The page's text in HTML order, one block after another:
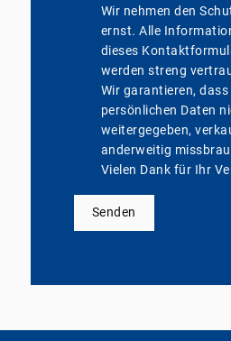
Wir nehmen den
ernst. Alle
dieses
werden streng
Wir garantieren, dass
persönlichen Daten
weitergegeben,
anderweitig
Vielen Dank für Ihr
Senden